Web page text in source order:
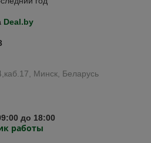
Deal.by
Минск, Беларусь
до 18:00
работы